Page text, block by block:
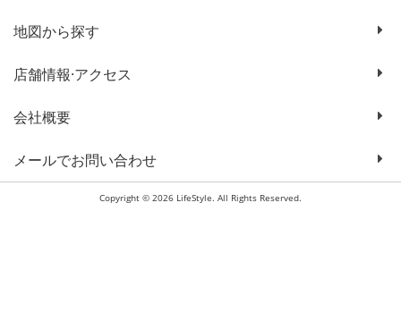
地図から探す
店舗情報·アクセス
会社概要
メールでお問い合わせ
Copyright © 2026 LifeStyle. All Rights Reserved.